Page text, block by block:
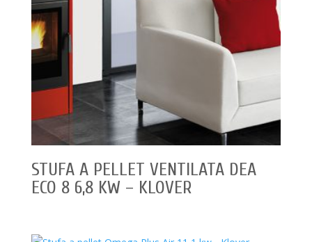
STUFA A PELLET VENTILATA DEA
ECO 8 6,8 KW – KLOVER